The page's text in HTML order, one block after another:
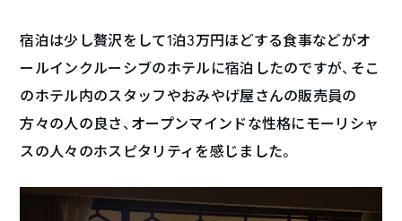
宿泊は少し贅沢をして1泊3万円ほどする食事などがオ
ールインクルーシブのホテルに宿泊したのですが、そこ
のホテル内のスタッフやおみやげ屋さんの販売員の
方々の人の良さ、オープンマインドな性格にモーリシャ
スの人々のホスピタリティを感じました。